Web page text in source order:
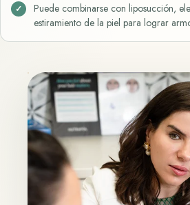
Puede combinarse con liposucción,
estiramiento de la piel para lograr